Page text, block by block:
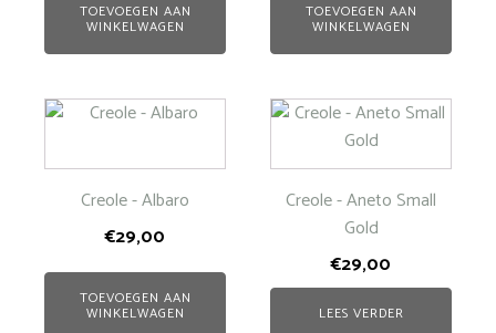
TOEVOEGEN AAN
WINKELWAGEN
TOEVOEGEN AAN
WINKELWAGEN
Creole - Albaro
€29,00
TOEVOEGEN AAN
WINKELWAGEN
Creole - Aneto Small
Gold
€29,00
LEES VERDER